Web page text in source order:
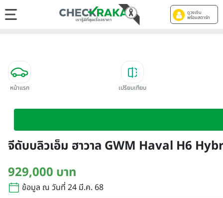
ดูวงเงิน
พร้อมสตาร์ท
หน้าแรก เปรียบเทียบ
จีดับบลิวเอ็ม ฮาวาล GWM Haval H6
929,000 บาท
ข้อมูล ณ วันที่ 24 มี.ค. 68